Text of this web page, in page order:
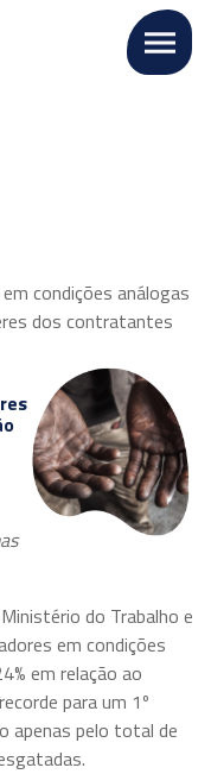
condições análogas
dos contratantes
do Trabalho e
em condições
em relação ao
para um 1º
apenas pelo total de